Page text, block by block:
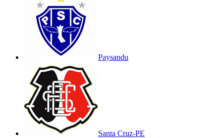
Paysandu
Santa Cruz-PE